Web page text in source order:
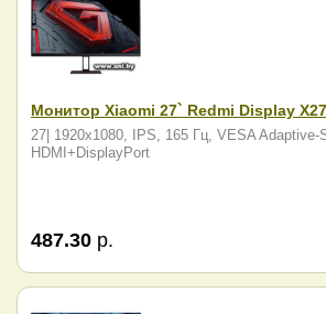
Монитор Xiaomi 27` Redmi Display
27| 1920x1080, IPS, 165 Гц, VESA
HDMI+DisplayPort
487.30 р.